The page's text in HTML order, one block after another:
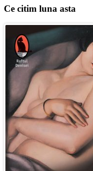
Ce citim luna asta